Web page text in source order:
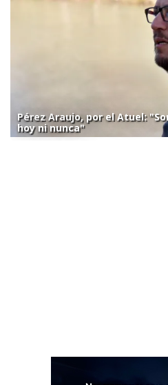
Pérez Araujo, por el Atuel:
hoy ni nunca"